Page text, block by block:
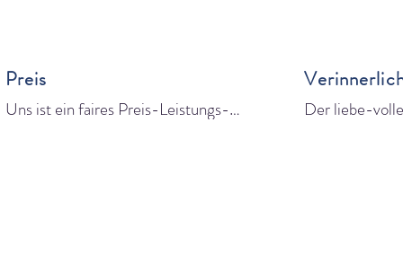
Preis
Uns ist ein faires Preis-Leistungs-
Der liebe-